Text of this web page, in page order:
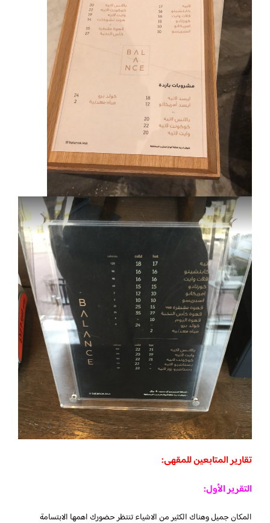
تقارير المتابعين للمقهى:
التقرير الأول:
المكان جميل وهناك الكثير من الاشياء تنتظر حضورك اهمها الابتسامة